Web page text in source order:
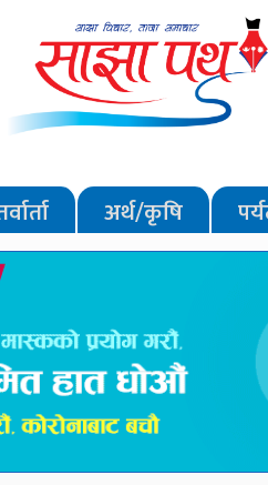
अर्थ/कृषि